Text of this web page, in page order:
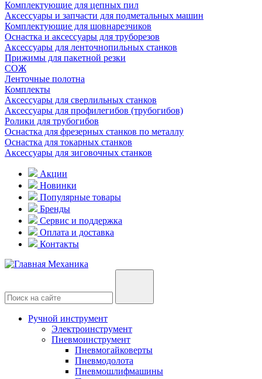
Комплектующие для цепных пил
Аксессуары и запчасти для подметальных машин
Комплектующие для шовнарезчиков
Оснастка и аксессуары для труборезов
Аксессуары для ленточнопильных станков
Прижимы для пакетной резки
СОЖ
Ленточные полотна
Комплекты
Аксессуары для сверлильных станков
Аксессуары для профилегибов (трубогибов)
Ролики для трубогибов
Оснастка для фрезерных станков по металлу
Оснастка для токарных станков
Аксессуары для зиговочных станков
Акции
Новинки
Популярные товары
Бренды
Сервис и поддержка
Оплата и доставка
Контакты
Ручной инструмент
Электроинструмент
Пневмоинструмент
Пневмогайковерты
Пневмодолота
Пневмошлифмашины